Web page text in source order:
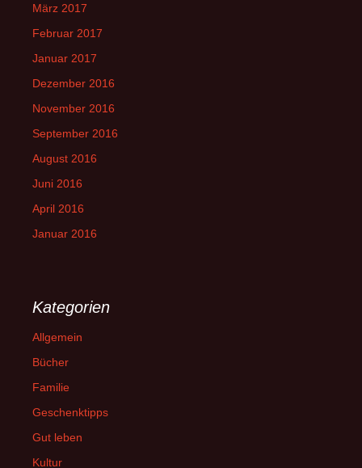
März 2017
Februar 2017
Januar 2017
Dezember 2016
November 2016
September 2016
August 2016
Juni 2016
April 2016
Januar 2016
Kategorien
Allgemein
Bücher
Familie
Geschenktipps
Gut leben
Kultur